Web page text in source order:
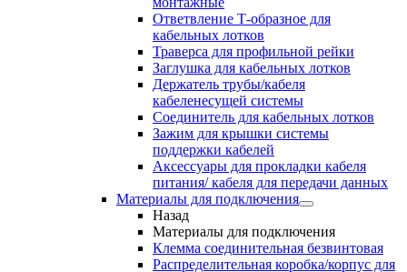
Ответвление Т-образное для
кабельных лотков
Траверса для профильной рейки
Заглушка для кабельных лотков
Держатель трубы/кабеля
кабеленесущей системы
Соединитель для кабельных лотков
Зажим для крышки системы
поддержки кабелей
Аксессуары для прокладки кабеля
питания/ кабеля для передачи данных
Материалы для подключения
Назад
Материалы для подключения
Клемма соединительная безвинтовая
Распределительная коробка/корпус для